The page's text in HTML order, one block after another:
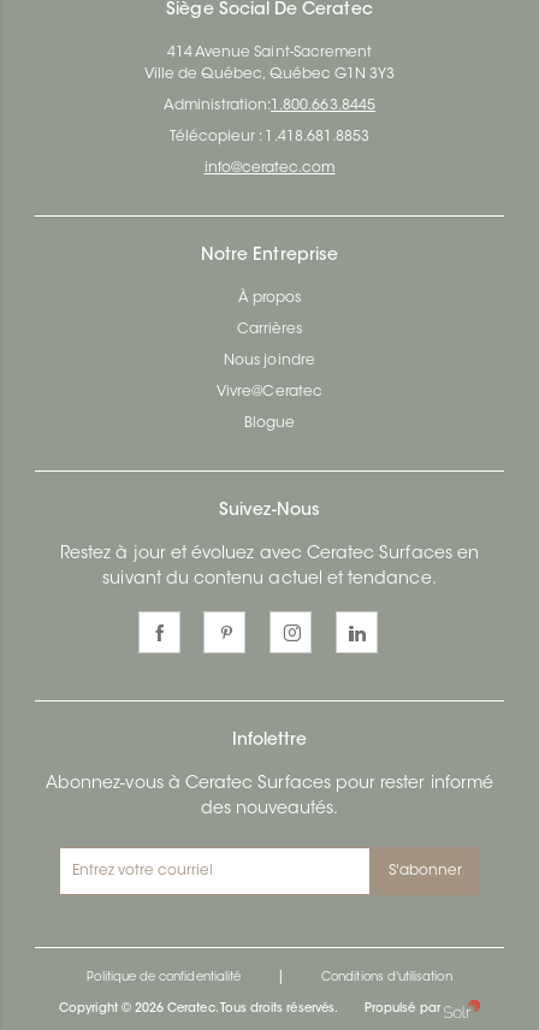
Siège Social De Ceratec
414 Avenue Saint-Sacrement
Ville de Québec, Québec G1N 3Y3
Administration: 1.800.663.8445
Télécopieur : 1.418.681.8853
info@ceratec.com
Notre Entreprise
À propos
Carrières
Nous joindre
Vivre@Ceratec
Blogue
Suivez-Nous
Restez à jour et évoluez avec Ceratec Surfaces en
suivant du contenu actuel et tendance.
Infolettre
Abonnez-vous à Ceratec Surfaces pour rester informé
des nouveautés.
S'abonner
Politique de confidentialité Conditions d'utilisation
Copyright © 2026 Ceratec. Tous droits réservés. Propulsé par